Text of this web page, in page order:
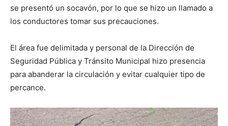
se presentó un socavón, por lo que se hizo un llamado a
los conductores tomar sus precauciones.
El área fue delimitada y personal de la Dirección de
Seguridad Pública y Tránsito Municipal hizo presencia
para abanderar la circulación y evitar cualquier tipo de
percance.